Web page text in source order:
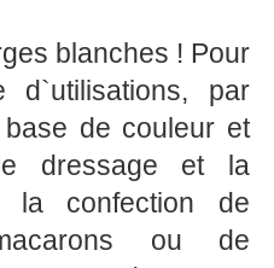
blanches ! Pour
d`utilisations, par
de couleur et
dressage et la
la confection de
ou de